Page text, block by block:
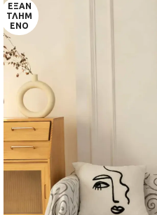
ΕΞΑΝ
ΤΛΗΜ
ΈΝΟ